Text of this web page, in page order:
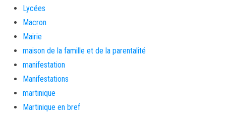
Lycées
Macron
Mairie
maison de la famille et de la parentalité
manifestation
Manifestations
martinique
Martinique en bref